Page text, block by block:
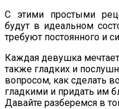
С этими простыми
будут в идеальном
требуют постоянного и
Каждая девушка
также гладких и
вопросом, как сделать
гладкими и придать им
Давайте разберемся в